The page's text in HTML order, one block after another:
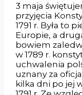
3 maja
przyjęcia
1791 r. Była to
Europie, a
bowiem
w 1789 r.
uchwalenia
uznany za
kilka dni po jej